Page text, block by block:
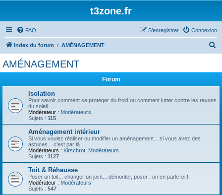
t3zone.fr
FAQ Connexion
S’enregistrer
Index du forum AMÉNAGEMENT
AMÉNAGEMENT
Forum
Isolation
Pour savoir comment se protéger du froid ou comment lutter contre les rayons
du soleil
Modérateur : Modérateurs
Sujets : 115
Aménagement intérieur
Si vous voulez réaliser ou modifier un aménagement... si vous avez des
astuces... c'est par là !
Modérateurs : Kirschrot Modérateurs
Sujets : 1127
Toit & Réhausse
Poser un toit... changer un joint... démonter, poser : on en parle ici !
Modérateur : Modérateurs
Sujets : 547